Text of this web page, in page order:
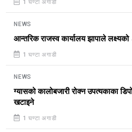
1 घण्टा अगाडी
NEWS
आन्तरिक राजस्व कार्यालय झापाले
1 घण्टा अगाडी
NEWS
ग्यासको कालोबजारी रोक्न उपत्यकाका
खटाइने
1 घण्टा अगाडी